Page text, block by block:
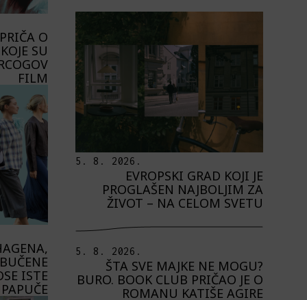
O
SU
FILM
ISTE
PAPUČE
5. 8. 2026.
EVROPSKI GRAD KOJI JE
PROGLAŠEN NAJBOLJIM ZA
ŽIVOT – NA CELOM SVETU
5. 8. 2026.
ŠTA SVE MAJKE NE MOGU?
BURO. BOOK CLUB PRIČAO JE O
ROMANU KATIŠE AGIRE